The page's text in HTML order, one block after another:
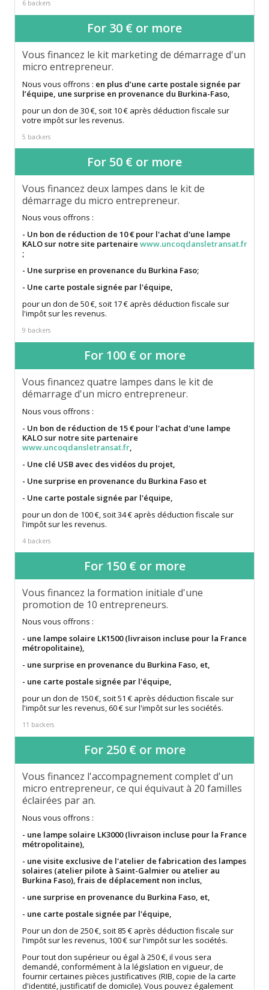
6 backers
For 30 € or more
Vous financez le kit marketing de démarrage d'un
micro entrepreneur.
Nous vous offrons : en plus d’une carte postale signée par
l’équipe, une surprise en provenance du Burkina-Faso,
pour un don de 30 €, soit 10 € après déduction fiscale sur
votre impôt sur les revenus.
5 backers
For 50 € or more
Vous financez deux lampes dans le kit de
démarrage du micro entrepreneur.
Nous vous offrons :
- Un bon de réduction de 10 € pour l'achat d'une lampe
KALO sur notre site partenaire www.uncoqdansletransat.fr
;
- Une surprise en provenance du Burkina Faso;
- Une carte postale signée par l'équipe,
pour un don de 50 €, soit 17 € après déduction fiscale sur
l'impôt sur les revenus.
9 backers
For 100 € or more
Vous financez quatre lampes dans le kit de
démarrage d'un micro entrepreneur.
Nous vous offrons :
- Un bon de réduction de 15 € pour l'achat d'une lampe
KALO sur notre site partenaire
www.uncoqdansletransat.fr,
- Une clé USB avec des vidéos du projet,
- Une surprise en provenance du Burkina Faso et
- Une carte postale signée par l'équipe,
pour un don de 100 €, soit 34 € après déduction fiscale sur
l'impôt sur les revenus.
4 backers
For 150 € or more
Vous financez la formation initiale d'une
promotion de 10 entrepreneurs.
Nous vous offrons :
- une lampe solaire LK1500 (livraison incluse pour la France
métropolitaine),
- une surprise en provenance du Burkina Faso, et,
- une carte postale signée par l'équipe,
pour un don de 150 €, soit 51 € après déduction fiscale sur
l'impôt sur les revenus, 60 € sur l'impôt sur les sociétés.
11 backers
For 250 € or more
Vous financez l'accompagnement complet d'un
micro entrepreneur, ce qui équivaut à 20 familles
éclairées par an.
Nous vous offrons :
- une lampe solaire LK3000 (livraison incluse pour la France
métropolitaine),
- une visite exclusive de l'atelier de fabrication des lampes
solaires (atelier pilote à Saint-Galmier ou atelier au
Burkina Faso), frais de déplacement non inclus,
- une surprise en provenance du Burkina Faso, et,
- une carte postale signée par l'équipe,
Pour un don de 250 €, soit 85 € après déduction fiscale sur
l'impôt sur les revenus, 100 € sur l'impôt sur les sociétés.
Pour tout don supérieur ou égal à 250 €, il vous sera
demandé, conformément à la législation en vigueur, de
fournir certaines pièces justificatives (RIB, copie de la carte
d'identité, justificatif de domicile). Vous pouvez également